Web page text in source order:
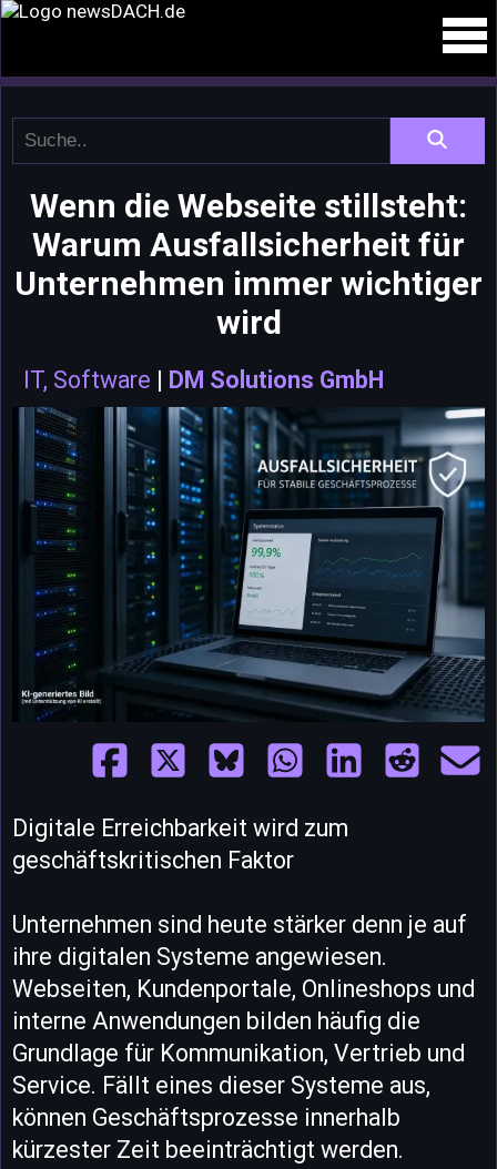
Wenn die Webseite stillsteht:
Warum Ausfallsicherheit für
Unternehmen immer wichtiger
wird
IT, Software | DM Solutions GmbH
Digitale Erreichbarkeit wird zum
geschäftskritischen Faktor
Unternehmen sind heute stärker denn je auf
ihre digitalen Systeme angewiesen.
Webseiten, Kundenportale, Onlineshops und
interne Anwendungen bilden häufig die
Grundlage für Kommunikation, Vertrieb und
Service. Fällt eines dieser Systeme aus,
können Geschäftsprozesse innerhalb
kürzester Zeit beeinträchtigt werden.